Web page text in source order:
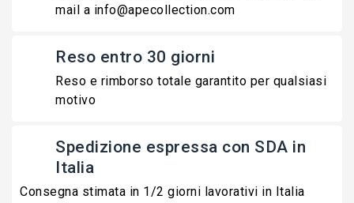
mail a info@apecollection.com
Reso entro 30 giorni
Reso e rimborso totale garantito per qualsiasi
motivo
Spedizione espressa con SDA in
Italia
Consegna stimata in 1/2 giorni lavorativi in Italia